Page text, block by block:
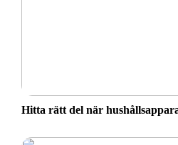
Hitta rätt del när